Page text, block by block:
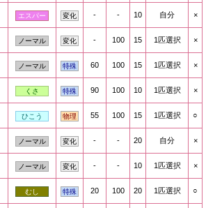
エスパー 変化 - - 10 自分 ×
ノーマル 変化 - 100 15 1匹選択 ×
ノーマル 特殊 60 100 15 1匹選択 ×
くさ 特殊 90 100 10 1匹選択 ×
ひこう 物理 55 100 15 1匹選択 ○
ノーマル 変化 - - 20 自分 ×
ノーマル 変化 - - 10 1匹選択 ×
むし 特殊 20 100 20 1匹選択 ○